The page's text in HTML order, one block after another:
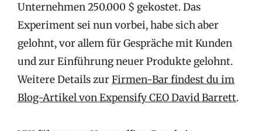
Unternehmen 250.000 $ gekostet. Das
Experiment sei nun vorbei, habe sich aber
gelohnt, vor allem für Gespräche mit Kunden
und zur Einführung neuer Produkte gelohnt.
Weitere Details zurFirmen-Bar findest du im
Blog-Artikel von Expensify CEO David Barrett.